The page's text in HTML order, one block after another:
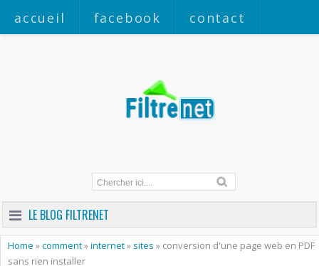
accueil facebook contact
LE BLOG FILTRENET
Home »comment»internet» sites » conversion d'une page web en PDF
sans rien installer